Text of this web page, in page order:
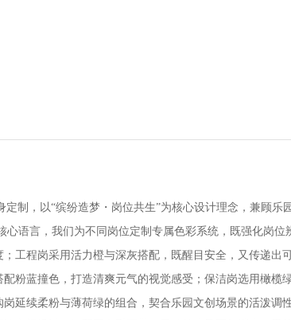
制，以“缤纷造梦・岗位共生”为核心设计理念，兼顾
心语言，我们为不同岗位定制专属色彩系统，既强化岗
工程岗采用活力橙与深灰搭配，既醒目安全，又传递
粉蓝撞色，打造清爽元气的视觉感受；保洁岗选用橄
延续柔粉与薄荷绿的组合，契合乐园文创场景的活泼